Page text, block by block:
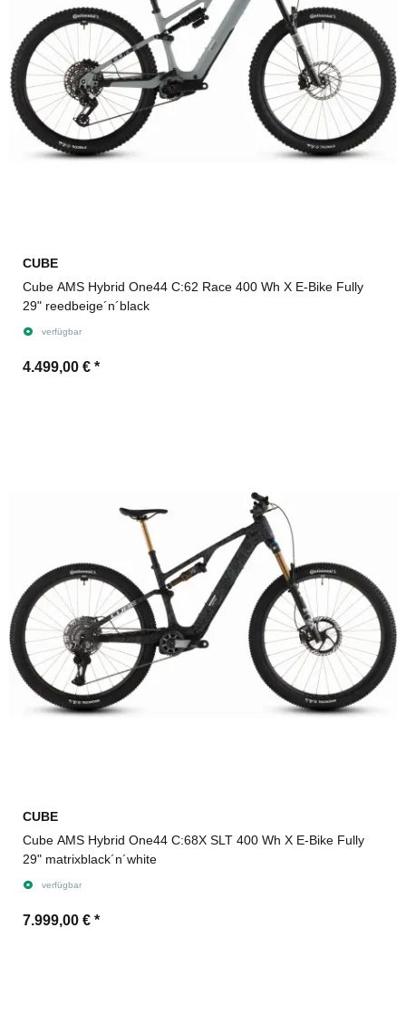
CUBE
Cube AMS Hybrid One44 C:62 Race 400 Wh X E-Bike Fully
29" reedbeige´n´black
verfügbar
4.499,00 € *
CUBE
Cube AMS Hybrid One44 C:68X SLT 400 Wh X E-Bike Fully
29" matrixblack´n´white
verfügbar
7.999,00 € *